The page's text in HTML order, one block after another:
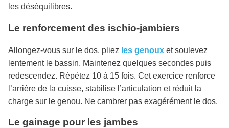
les déséquilibres.
Le renforcement des ischio-jambiers
Allongez-vous sur le dos, pliez les genoux et soulevez
lentement le bassin. Maintenez quelques secondes puis
redescendez. Répétez 10 à 15 fois. Cet exercice renforce
l’arrière de la cuisse, stabilise l’articulation et réduit la
charge sur le genou. Ne cambrer pas exagérément le dos.
Le gainage pour les jambes